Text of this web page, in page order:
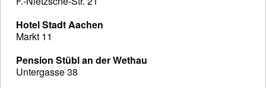
Hotel Stadt Aachen
Markt 11
Pension Stübl an der Wethau
Untergasse 38